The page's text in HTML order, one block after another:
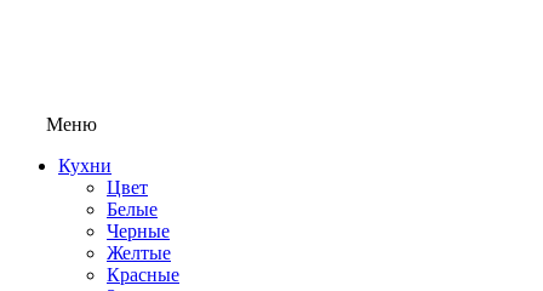
Меню
Кухни
Цвет
Белые
Черные
Желтые
Красные